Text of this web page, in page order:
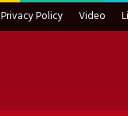
Privacy Policy Video